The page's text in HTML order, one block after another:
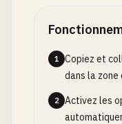
1
Copiez et
dans la zone
2
Activez les